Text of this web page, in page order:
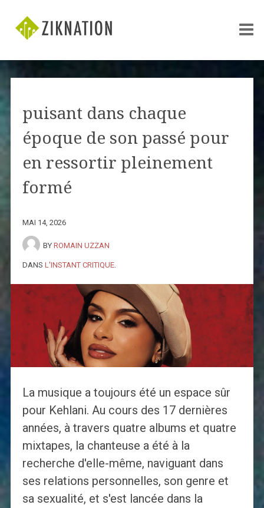
puisant dans chaque
époque de son passé pour
en ressortir pleinement
formé
MAI 14, 2026
BY ROMAIN UZZAN
DANS L'INSTANT CRITIQUE.
La musique a toujours été un espace sûr
pour Kehlani. Au cours des 17 dernières
années, à travers quatre albums et quatre
mixtapes, la chanteuse a été à la
recherche d'elle-même, naviguant dans
ses relations personnelles, son genre et
sa sexualité, et s'est lancée dans la